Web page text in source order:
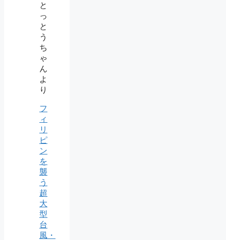
と
っ
と
う
ち
ゃ
ん
よ
り
フ
ィ
リ
ピ
ン
を
襲
う
超
大
型
台
風・